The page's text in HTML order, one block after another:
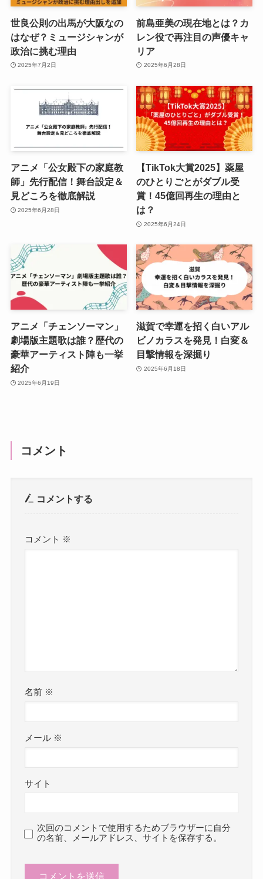
世良公則の出馬が大阪なの
はなぜ？ミュージシャンが
政治に挑む理由
2025年7月2日
前島亜美の現在地とは？カ
レン役で再注目の声優キャ
リア
2025年6月28日
アニメ「公女殿下の家庭教
師」先行配信！舞台設定＆
見どころを徹底解説
2025年6月28日
【TikTok大賞2025】薬屋
のひとりごとがダブル受
賞！45億回再生の理由と
は？
2025年6月24日
アニメ「チェンソーマン」
劇場版主題歌は誰？歴代の
豪華アーティスト陣も一挙
紹介
2025年6月19日
滋賀で幸運を招く白いアル
ビノカラスを発見！白変＆
目撃情報を深掘り
2025年6月18日
コメント
コメントする
コメント ※
名前 ※
メール ※
サイト
次回のコメントで使用するためブラウザーに自分
の名前、メールアドレス、サイトを保存する。